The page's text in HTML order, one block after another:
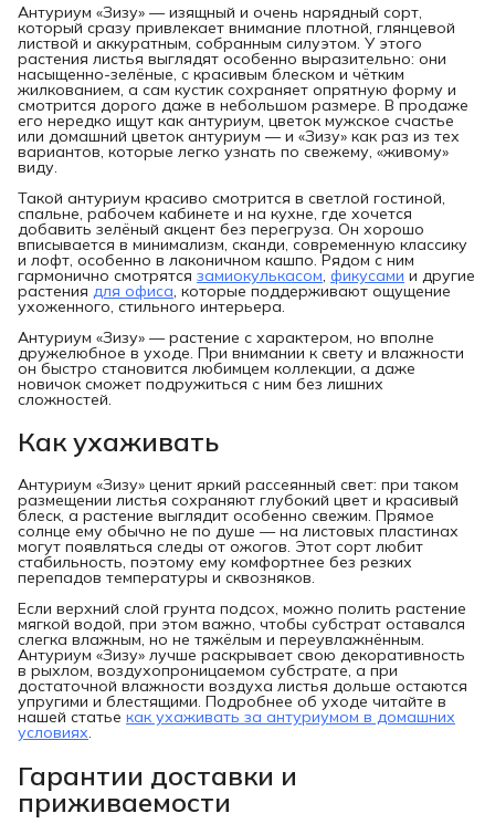
Антуриум «Зизу» — изящный и очень нарядный сорт,
который сразу привлекает внимание плотной, глянцевой
листвой и аккуратным, собранным силуэтом. У этого
растения листья выглядят особенно выразительно: они
насыщенно-зелёные, с красивым блеском и чётким
жилкованием, а сам кустик сохраняет опрятную форму и
смотрится дорого даже в небольшом размере. В продаже
его нередко ищут как антуриум, цветок мужское счастье
или домашний цветок антуриум — и «Зизу» как раз из тех
вариантов, которые легко узнать по свежему, «живому»
виду.
Такой антуриум красиво смотрится в светлой гостиной,
спальне, рабочем кабинете и на кухне, где хочется
добавить зелёный акцент без перегруза. Он хорошо
вписывается в минимализм, сканди, современную классику
и лофт, особенно в лаконичном кашпо. Рядом с ним
гармонично смотрятся замиокулькасом фикусами и другие
растения для офиса , которые поддерживают ощущение
ухоженного, стильного интерьера.
Антуриум «Зизу» — растение с характером, но вполне
дружелюбное в уходе. При внимании к свету и влажности
он быстро становится любимцем коллекции, а даже
новичок сможет подружиться с ним без лишних
сложностей.
Как ухаживать
Антуриум «Зизу» ценит яркий рассеянный свет: при таком
размещении листья сохраняют глубокий цвет и красивый
блеск, а растение выглядит особенно свежим. Прямое
солнце ему обычно не по душе — на листовых пластинах
могут появляться следы от ожогов. Этот сорт любит
стабильность, поэтому ему комфортнее без резких
перепадов температуры и сквозняков.
Если верхний слой грунта подсох, можно полить растение
мягкой водой, при этом важно, чтобы субстрат оставался
слегка влажным, но не тяжёлым и переувлажнённым.
Антуриум «Зизу» лучше раскрывает свою декоративность
в рыхлом, воздухопроницаемом субстрате, а при
достаточной влажности воздуха листья дольше остаются
упругими и блестящими. Подробнее об уходе читайте в
нашей статье как ухаживать за антуриумом в домашних
условиях.
Гарантии доставки и
приживаемости